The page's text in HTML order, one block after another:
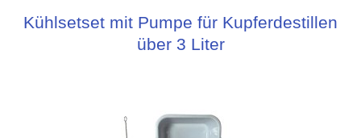
Kühlsetset mit Pumpe für Kupferdestillen
über 3 Liter